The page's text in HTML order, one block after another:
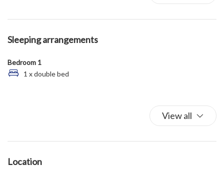
First Aid Kit
Full kitchen
Garage
Habitable terrace
Kitchen Oven
Kitchen Stove
Sleeping arrangements
Bedroom 1
1 x double bed
View all
Location